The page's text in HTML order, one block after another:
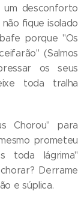
desconforto
fique isolado
porque "Os
(Salmos
os seus
toda tralha
Chorou" para
prometeu
toda lágrima"
Derrame
e súplica.